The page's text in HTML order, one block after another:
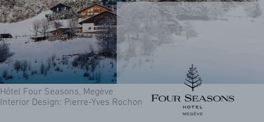
Hôtel Four Seasons, Megève
Interior Design: Pierre-Yves Rochon